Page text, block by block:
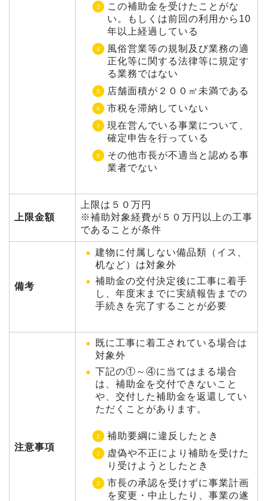
この補助金を受けたことがな
い。もしくは前回の利用から10
年以上経過している
風俗営業等の規制及び業務の適
正化等に関する法律等に規定す
る業務ではない
店舗面積が２００㎡未満である
市税を滞納していない
現在営んでいる事業について、
確定申告を行っている
その他市長が不適当と認める事
業者でない
上限金額
上限は５０万円
※補助対象経費が５０万円以上の工事
であることが条件
備考
建物に付属しない備品類（イス、
机など）は対象外
補助金の交付決定後に工事に着手
し、年度末までに実績報告までの
手続きを完了することが必要
注意事項
既に工事に着工されている場合は
対象外
下記の①～④に当てはまる場合
は、補助金を交付できないこと
や、交付した補助金を返還してい
ただくことがあります。
補助要綱に違反したとき
虚偽や不正により補助を受けた
り受けようとしたとき
市長の承認を受けずに事業計画
を変更・中止したり、事業の遂